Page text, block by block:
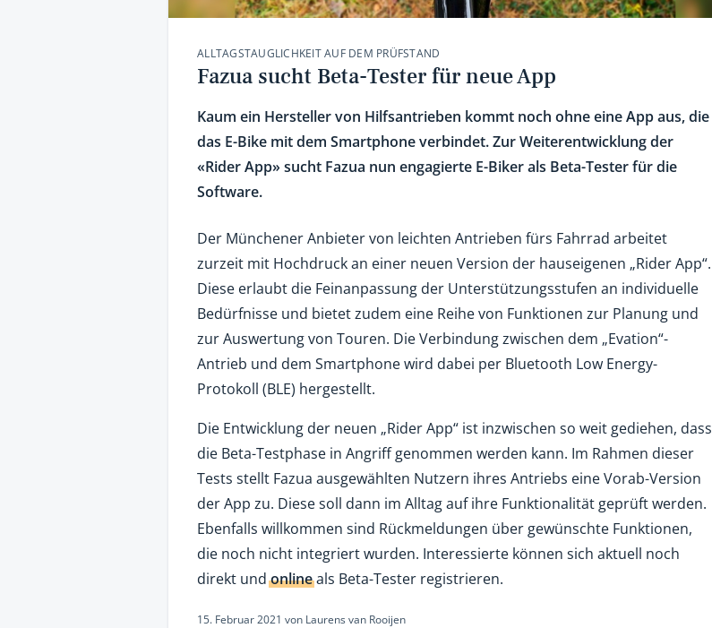
ALLTAGSTAUGLICHKEIT AUF DEM PRÜFSTAND
Fazua sucht Beta-Tester für neue App
Kaum ein Hersteller von Hilfsantrieben kommt noch ohne eine App aus, die
das E-Bike mit dem Smartphone verbindet. Zur Weiterentwicklung der
«Rider App» sucht Fazua nun engagierte E-Biker als Beta-Tester für die
Software.
Der Münchener Anbieter von leichten Antrieben fürs Fahrrad arbeitet
zurzeit mit Hochdruck an einer neuen Version der hauseigenen „Rider App“.
Diese erlaubt die Feinanpassung der Unterstützungsstufen an individuelle
Bedürfnisse und bietet zudem eine Reihe von Funktionen zur Planung und
zur Auswertung von Touren. Die Verbindung zwischen dem „Evation“-
Antrieb und dem Smartphone wird dabei per Bluetooth Low Energy-
Protokoll (BLE) hergestellt.
Die Entwicklung der neuen „Rider App“ ist inzwischen so weit gediehen, dass
die Beta-Testphase in Angriff genommen werden kann. Im Rahmen dieser
Tests stellt Fazua ausgewählten Nutzern ihres Antriebs eine Vorab-Version
der App zu. Diese soll dann im Alltag auf ihre Funktionalität geprüft werden.
Ebenfalls willkommen sind Rückmeldungen über gewünschte Funktionen,
die noch nicht integriert wurden. Interessierte können sich aktuell noch
direkt undonlineals Beta-Tester registrieren.
15. Februar 2021 von Laurens van Rooijen